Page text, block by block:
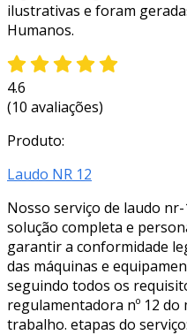
ilustrativas e foram
Humanos.
4.6
(10 avaliações)
Produto:
Laudo NR 12
Nosso serviço de laudo
solução completa e
garantir a conformidade
das máquinas e
seguindo todos os
regulamentadora nº 12 do
trabalho. etapas do